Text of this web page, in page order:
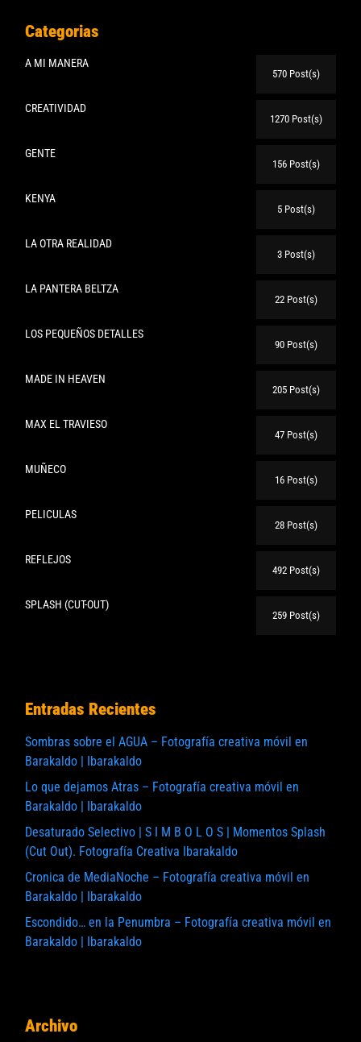
Categorias
A MI MANERA
570 Post(s)
CREATIVIDAD
1270 Post(s)
GENTE
156 Post(s)
KENYA
5 Post(s)
LA OTRA REALIDAD
3 Post(s)
LA PANTERA BELTZA
22 Post(s)
LOS PEQUEÑOS DETALLES
90 Post(s)
MADE IN HEAVEN
205 Post(s)
MAX EL TRAVIESO
47 Post(s)
MUÑECO
16 Post(s)
PELICULAS
28 Post(s)
REFLEJOS
492 Post(s)
SPLASH (CUT-OUT)
259 Post(s)
Entradas Recientes
Sombras sobre el AGUA – Fotografía creativa móvil en
Barakaldo | Ibarakaldo
Lo que dejamos Atras – Fotografía creativa móvil en
Barakaldo | Ibarakaldo
Desaturado Selectivo | S I M B O L O S | Momentos Splash
(Cut Out). Fotografía Creativa Ibarakaldo
Cronica de MediaNoche – Fotografía creativa móvil en
Barakaldo | Ibarakaldo
Escondido… en la Penumbra – Fotografía creativa móvil en
Barakaldo | Ibarakaldo
Archivo